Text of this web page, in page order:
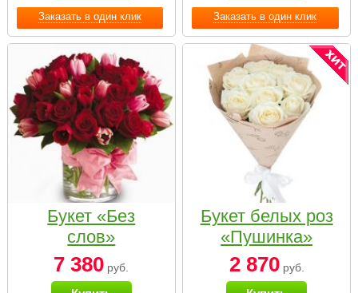
Заказать в один клик Заказать в один клик
Букет «Без
слов»
7 380 руб.
Букет белых роз
«Пушинка»
2 870руб.